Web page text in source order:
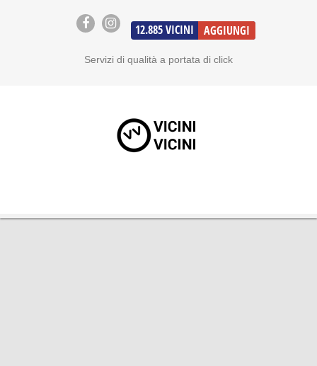
12.885 VICINI AGGIUNGI
Servizi di qualità a portata di click